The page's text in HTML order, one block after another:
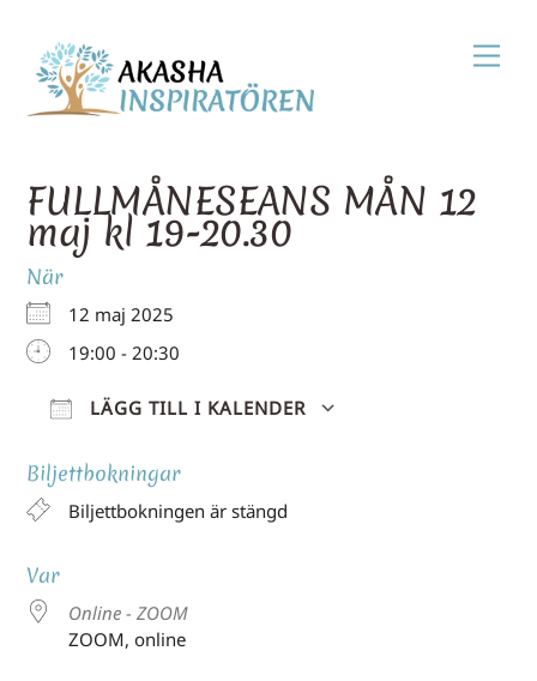
content
FULLMÅNESEANS MÅN 12
maj kl 19-20.30
När
12 maj 2025
19:00 - 20:30
LÄGG TILL I KALENDER
Biljettbokningar
Biljettbokningen är stängd
Var
Online - ZOOM
ZOOM, online